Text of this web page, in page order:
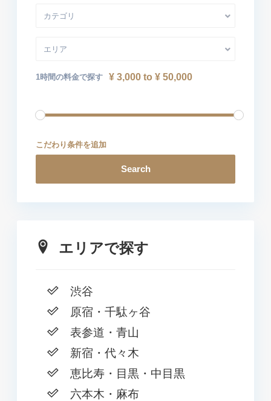
カテゴリ
エリア
1時間の料金で探す ¥ 3,000 to ¥ 50,000
こだわり条件を追加
Search
エリアで探す
渋谷
原宿・千駄ヶ谷
表参道・青山
新宿・代々木
恵比寿・目黒・中目黒
六本木・麻布